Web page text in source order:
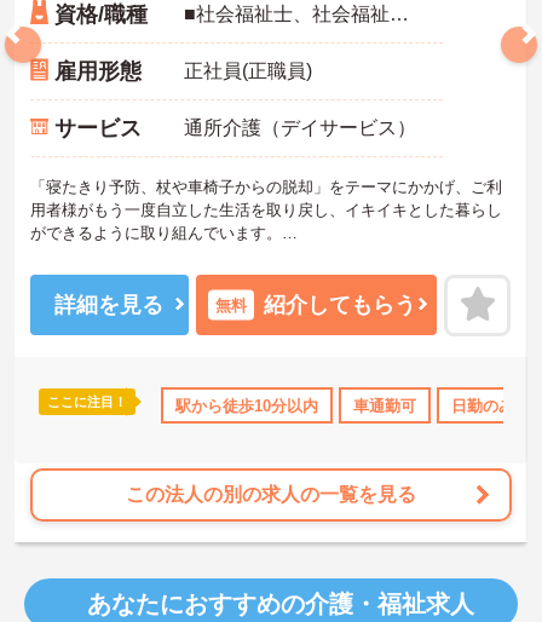
日勤のみ ブランクOK 資格取得サポート 研修制度あり
資格/職種 ■社会福祉士、社会福祉主事、精神保健福祉士・介護福祉士・介護支援専門員 ※地域によって条件が異なります。 ■普通自動車免許（AT限定可） ※未経験可、ブランク可
雇用形態 正社員(正職員)
サービス 通所介護（デイサービス）
「寝たきり予防、杖や車椅子からの脱却」をテーマにかかげ、ご利
用者様がもう一度自立した生活を取り戻し、イキイキとした暮らし
ができるように取り組んでいます。
定感のある母体です。事業拡大傾向にあるため、頑張り次第ではキ
ャリアアップも見込めるます。複数の店舗を経営しているノウハウ
を生かした研修制度も自身の成長に繋がります。自立支援に向けて
詳細を見る 無料 紹介してもらう
ここに注目！ 駅から徒歩10分以内 車通勤可 日勤のみ
この法人の別の求人の一覧を見る
あなたにおすすめの介護・福祉求人